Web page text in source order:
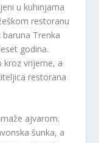
u kuhinjama
restoranu
Trenka
godina.
kroz vrijeme, a
restorana
ajvarom.
šunka, a